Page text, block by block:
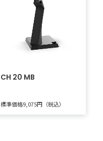
CH 20 MB
標準価格9,075円（税込）